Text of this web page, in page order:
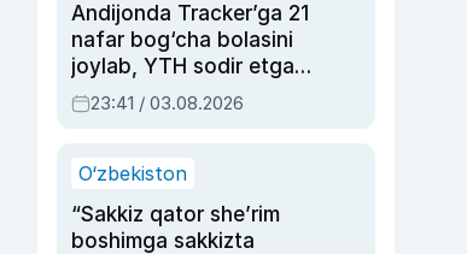
Andijonda Tracker’ga 21
nafar bog‘cha bolasini
joylab, YTH sodir etgan
ayolga sud hukmi o‘qildi
23:41 / 03.08.2026
O‘zbekiston
“Sakkiz qator she’rim
boshimga sakkizta